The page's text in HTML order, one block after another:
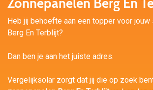
Heb jij behoefte aan een topper voor
Berg En Terblijt?
Dan ben je aan het juiste adres.
Vergelijksolar zorgt dat jij die op zoek